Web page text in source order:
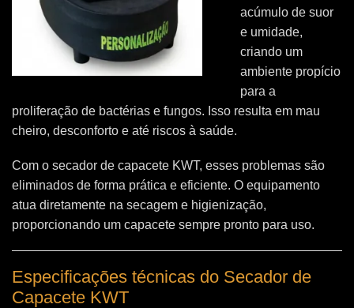
acúmulo de suor
e umidade,
criando um
ambiente propício
para a
proliferação de bactérias e fungos. Isso resulta em mau
cheiro, desconforto e até riscos à saúde.
Com o secador de capacete KWT, esses problemas são
eliminados de forma prática e eficiente. O equipamento
atua diretamente na secagem e higienização,
proporcionando um capacete sempre pronto para uso.
Especificações técnicas do Secador de
Capacete KWT